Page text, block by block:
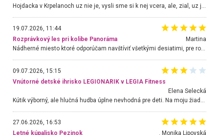
Hojdacka v Krpelanoch uz nie je, vysli sme si k nej vcera, ale, zial, uz je znicena. Ak sem planujete cestu len kvoli hojdacke, mozete si ju usetrit. Krasny vyhlad je tu vsak aj bez hojdacky :-)
19.07.2026, 11:44
Rozprávkový les pri kolibe Panoráma
Martina
Nádherné miesto ktoré odporúčam navštíviť všetkými desiatimi, pre rodiny s deťmi, dôchodcom... Proste a jednoducho ozaj rozprávkový les.. určite ešte prídeme. Odniesli sme si na pamiatku krásne tričká,
09.07.2026, 15:15
Vnútorné detské ihrisko LEGIONARIK v LEGIA Fitness
Elena Selecká
27.06.2026, 16:53
Letné kúpalisko Pezinok
. Monika Lipovská